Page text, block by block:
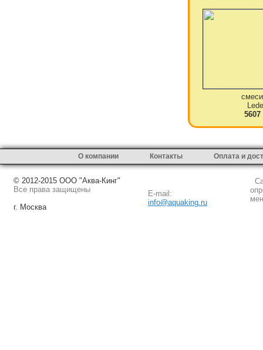
5607
О компании Контакты Оплата и
© 2012-2015 ООО "Аква-Кинг"
Все права защищены
г. Москва
E-mail:
info@aquaking.ru